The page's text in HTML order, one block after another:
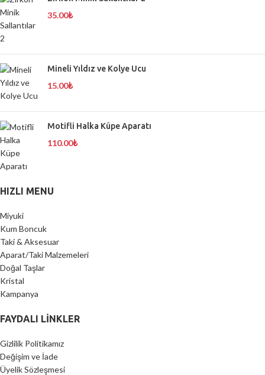
35.00₺
Mineli Yıldız ve Kolye Ucu
15.00₺
Motifli Halka Küpe Aparatı
110.00₺
HIZLI MENU
Miyuki
Kum Boncuk
Taki & Aksesuar
Aparat/Taki Malzemeleri
Doğal Taşlar
Kristal
Kampanya
FAYDALI LİNKLER
Gizlilik Politikamız
Değişim ve İade
Üyelik Sözleşmesi